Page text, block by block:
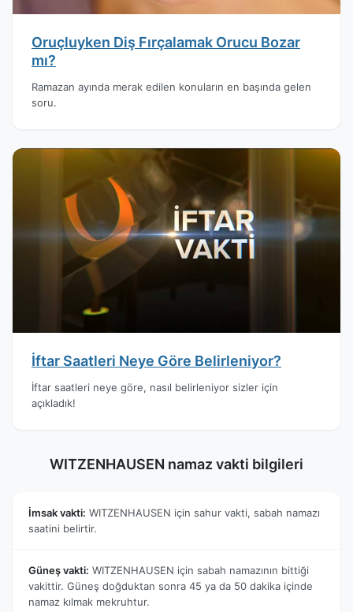
Oruçluyken Diş Fırçalamak Orucu Bozar
mı?
Ramazan ayında merak edilen konuların en başında gelen
soru.
İftar Saatleri Neye Göre Belirleniyor?
İftar saatleri neye göre, nasıl belirleniyor sizler için
açıkladık!
WITZENHAUSEN namaz vakti bilgileri
İmsak vakti: WITZENHAUSEN için sahur vakti, sabah namazı
saatini belirtir.
Güneş vakti: WITZENHAUSEN için sabah namazının bittiği
vakittir. Güneş doğduktan sonra 45 ya da 50 dakika içinde
namaz kılmak mekruhtur.